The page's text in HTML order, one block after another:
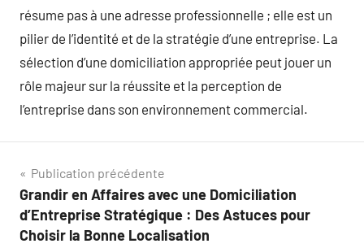
résume pas à une adresse professionnelle ; elle est un
pilier de l’identité et de la stratégie d’une entreprise. La
sélection d’une domiciliation appropriée peut jouer un
rôle majeur sur la réussite et la perception de
l’entreprise dans son environnement commercial.
Navigation
de
l’article
Publication précédente
Grandir en Affaires avec une Domiciliation
d’Entreprise Stratégique : Des Astuces pour
Choisir la Bonne Localisation